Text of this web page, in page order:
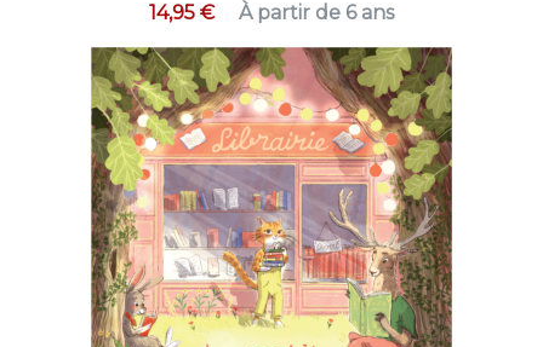
14,95 € À partir de 6 ans